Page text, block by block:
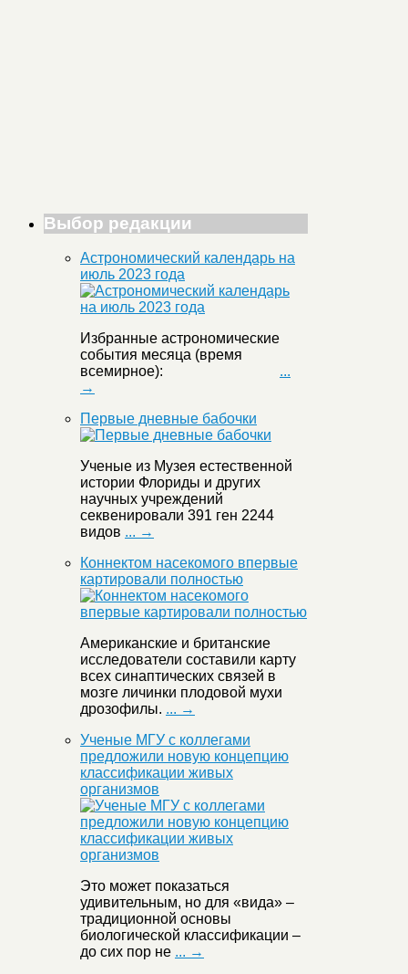
Выбор редакции
Астрономический календарь на
июль 2023 года
Избранные астрономические
события месяца (время
всемирное): ...
→
Первые дневные бабочки
Ученые из Музея естественной
истории Флориды и других
научных учреждений
секвенировали 391 ген 2244
видов ... →
Коннектом насекомого впервые
картировали полностью
Американские и британские
исследователи составили карту
всех синаптических связей в
мозге личинки плодовой мухи
дрозофилы. ... →
Ученые МГУ с коллегами
предложили новую концепцию
классификации живых
организмов
Это может показаться
удивительным, но для «вида» –
традиционной основы
биологической классификации –
до сих пор не ... →